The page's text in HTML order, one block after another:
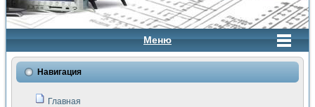
Меню
Навигация
Главная